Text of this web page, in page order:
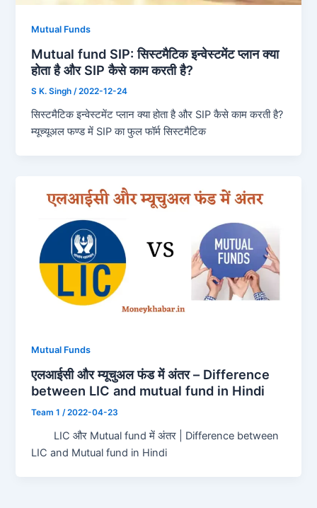
Mutual Funds
Mutual fund SIP: सिस्टमैटिक इन्वेस्टमेंट प्लान क्या
होता है और SIP कैसे काम करती है?
S K. Singh/2022-12-24
सिस्टमैटिक इन्वेस्टमेंट प्लान क्या होता है और SIP कैसे काम करती है?
म्यूच्यूअल फण्ड में SIP का फुल फॉर्म सिस्टमैटिक
Mutual Funds
एलआईसी और म्यूचुअल फंड में अंतर – Difference
between LIC and mutual fund in Hindi
Team 1/2022-04-23
LIC और Mutual fund में अंतर | Difference between
LIC and Mutual fund in Hindi